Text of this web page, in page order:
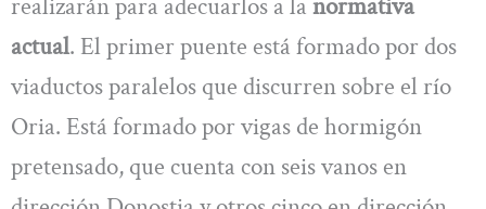
realizarán para adecuarlos a la normativa
actual. El primer puente está formado por dos
viaductos paralelos que discurren sobre el río
Oria. Está formado por vigas de hormigón
pretensado, que cuenta con seis vanos en